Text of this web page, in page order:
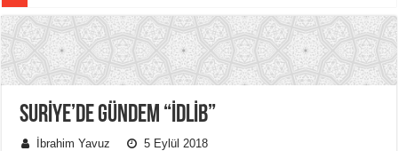
SURİYE’DE GÜNDEM “İDLİB”
İbrahim Yavuz
5 Eylül 2018